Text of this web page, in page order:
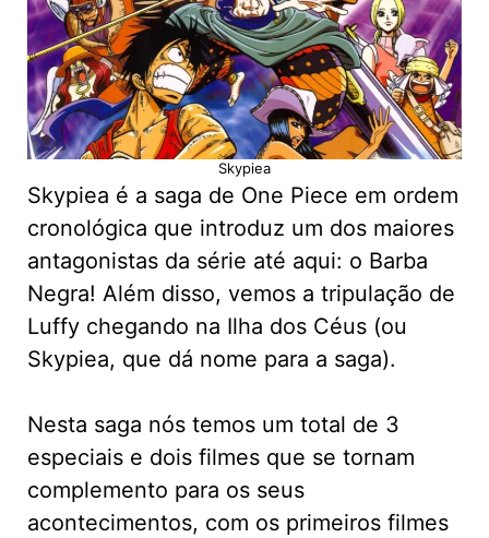
Skypiea
Skypiea é a saga de One Piece em ordem
cronológica que introduz um dos maiores
antagonistas da série até aqui: o Barba
Negra! Além disso, vemos a tripulação de
Luffy chegando na Ilha dos Céus (ou
Skypiea, que dá nome para a saga).
Nesta saga nós temos um total de 3
especiais e dois filmes que se tornam
complemento para os seus
acontecimentos, com os primeiros filmes